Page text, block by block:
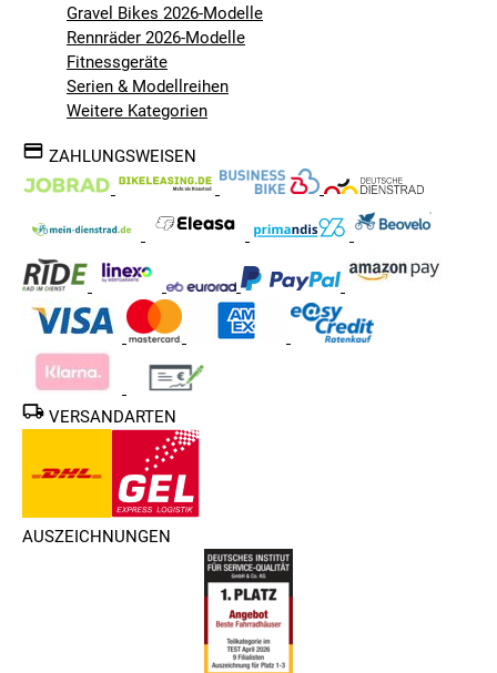
Gravel Bikes 2026-Modelle
Rennräder 2026-Modelle
Fitnessgeräte
Serien & Modellreihen
Weitere Kategorien
ZAHLUNGSWEISEN
VERSANDARTEN
AUSZEICHNUNGEN